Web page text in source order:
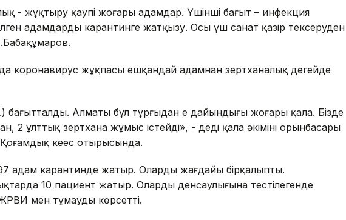
- жұқтыру қаупі жоғары адамдар. Үшінші бағыт – инфекция
адамдарды карантинге жатқызу. Осы үш санат қазір тексеруден
коронавирус жұқпасы ешқандай адамнан зертханалық деңгейде
бағытталды. Алматы бұл тұрғыдан ең дайындығы жоғары қала. Бізде
2 ұлттық зертхана жұмыс істейді», - деді қала әкімінің орынбасары
кеңес отырысында.
адам карантинде жатыр. Олардың жағдайы бірқалыпты.
10 пациент жатыр. Олардың денсаулығына тестілегенде
мен тұмауды көрсетті.